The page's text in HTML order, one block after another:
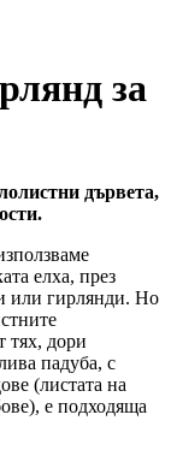
за
дървета,
елха, през
или гирлянди. Но
тях, дори
падуба, с
(листата на
е подходяща